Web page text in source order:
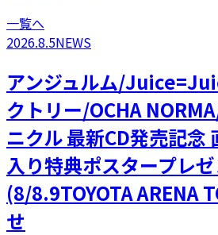
一覧へ
2026.8.5NEWS
アンジュルム/
クトリー/OCHA
ニクル 最新CD発売記念
入り特典ポスタープレ
(8/8.9TOYOTA ARENA
せ